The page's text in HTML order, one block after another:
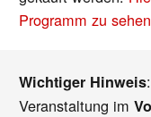
Programm zu
Wichtiger Hinweis
Veranstaltung im